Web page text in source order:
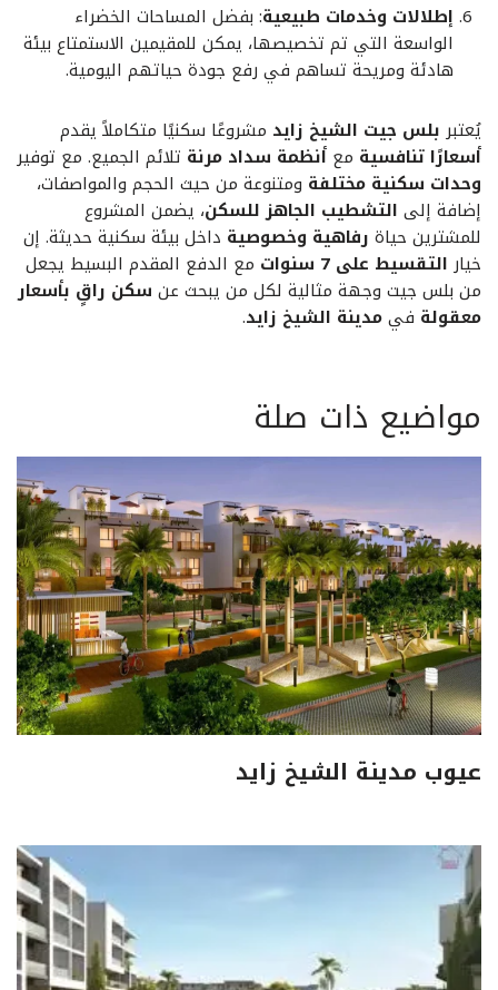
إطلالات وخدمات طبيعية: بفضل المساحات الخضراء
الواسعة التي تم تخصيصها، يمكن للمقيمين الاستمتاع بيئة
هادئة ومريحة تساهم في رفع جودة حياتهم اليومية.
يُعتبر بلس جيت الشيخ زايد مشروعًا سكنيًا متكاملاً يقدم
أسعارًا تنافسية مع أنظمة سداد مرنة تلائم الجميع. مع توفير
وحدات سكنية مختلفة ومتنوعة من حيث الحجم والمواصفات،
إضافة إلى التشطيب الجاهز للسكن، يضمن المشروع
للمشترين حياة رفاهية وخصوصية داخل بيئة سكنية حديثة. إن
خيار التقسيط على 7 سنوات
مع الدفع المقدم البسيط يجعل
من بلس جيت وجهة مثالية لكل من يبحث عن سكن راقٍ بأسعار
معقولة فيمدينة الشيخ زايد.
مواضيع ذات صلة
عيوب مدينة الشيخ زايد